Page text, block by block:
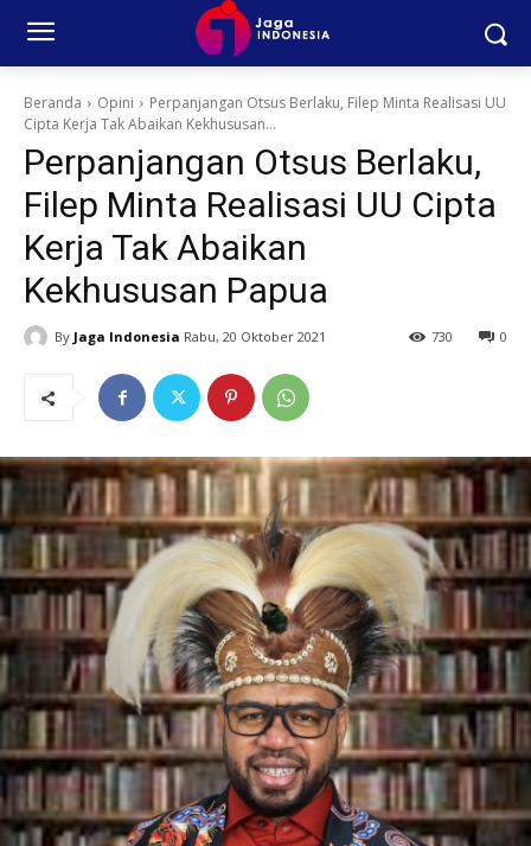
Beranda Opini
Perpanjangan Otsus Berlaku, Filep Minta Realisasi UU
Cipta Kerja Tak Abaikan Kekhususan...
Perpanjangan Otsus Berlaku,
Filep Minta Realisasi UU Cipta
Kerja Tak Abaikan
Kekhususan Papua
By Jaga Indonesia Rabu, 20 Oktober 2021 0
730